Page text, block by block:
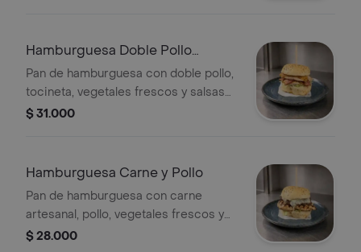
Hamburguesa Doble Pollo
Tocineta
Pan de hamburguesa con doble pollo,
tocineta, vegetales frescos y salsas
de la casa.
$ 31.000
Hamburguesa Carne y Pollo
Pan de hamburguesa con carne
artesanal, pollo, vegetales frescos y
salsas de la casa.
$ 28.000